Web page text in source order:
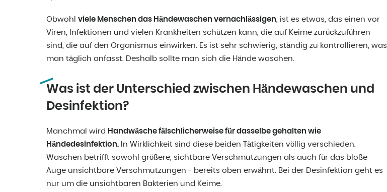
Obwohl viele Menschen das Händewaschen vernachlässigen, ist es etwas, das einen vor
Viren, Infektionen und vielen Krankheiten schützen kann, die auf Keime zurückzuführen
sind, die auf den Organismus einwirken. Es ist sehr schwierig, ständig zu kontrollieren, was
man täglich anfasst. Deshalb sollte man sich die Hände waschen.
Was ist der Unterschied zwischen Händewaschen und
Desinfektion?
Manchmal wird Handwäsche fälschlicherweise für dasselbe gehalten wie
Händedesinfektion. In Wirklichkeit sind diese beiden Tätigkeiten völlig verschieden.
Waschen betrifft sowohl größere, sichtbare Verschmutzungen als auch für das bloße
Auge unsichtbare Verschmutzungen - bereits oben erwähnt. Bei der Desinfektion geht es
nur um die unsichtbaren Bakterien und Keime.